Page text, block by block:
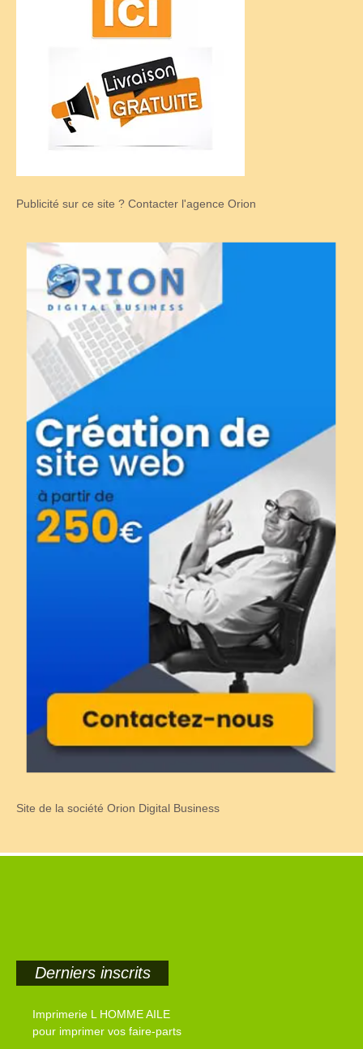
Publicité sur ce site ? Contacter l'agence Orion
Site de la société Orion Digital Business
Derniers inscrits
Imprimerie L HOMME AILE
pour imprimer vos faire-parts